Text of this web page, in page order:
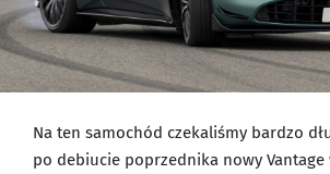
Na ten samochód czekaliśmy bardzo
po debiucie poprzednika nowy Vantage